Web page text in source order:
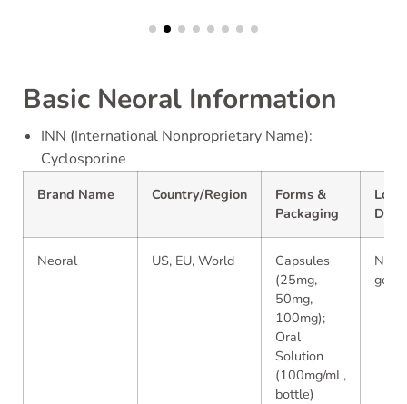
Basic Neoral Information
INN (International Nonproprietary Name):
Cyclosporine
Brand Name Country/Region
Forms &
Packaging
Local
Neoral US, EU, World
Capsules
(25mg,
50mg,
100mg);
Oral
Solution
(100mg/mL,
bottle)